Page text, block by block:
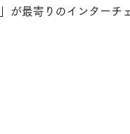
」が最寄りのインターチ